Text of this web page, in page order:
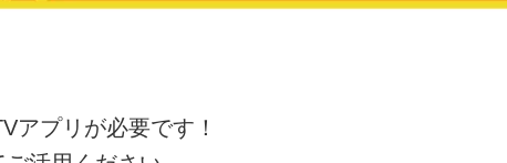
アプリが必要です！